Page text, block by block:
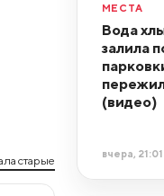
старые
МЕСТА
Вода
залила
(видео)
вчера, 21:01